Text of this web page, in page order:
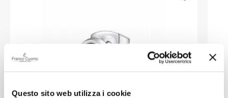
Questo sito web utilizza i cookie